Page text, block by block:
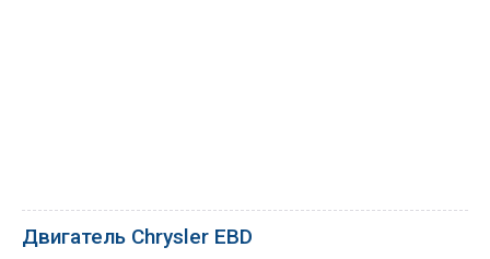
Двигатель Chrysler EBD